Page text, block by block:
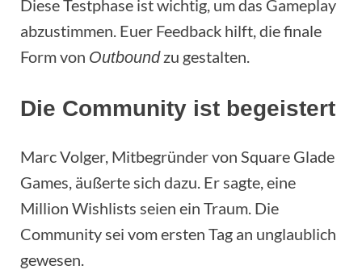
Diese Testphase ist wichtig, um das Gameplay
abzustimmen. Euer Feedback hilft, die finale
Form von Outboundzu gestalten.
Die Community ist begeistert
Marc Volger, Mitbegründer von Square Glade
Games, äußerte sich dazu. Er sagte, eine
Million Wishlists seien ein Traum. Die
Community sei vom ersten Tag an unglaublich
gewesen.